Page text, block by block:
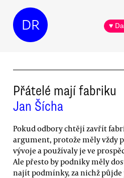
DR ♥
Přátelé mají fabriku
Jan Šícha
Pokud odbory chtějí zavřít
argument, protože měly vždy
vývoje a používaly je ve
Ale přesto by podniky měly
najít podmínky, za nichž půjde